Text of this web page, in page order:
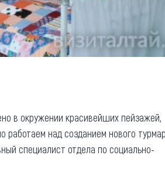
в окружении красивейших пейзажей,
работаем над созданием нового
специалист отдела по социально-